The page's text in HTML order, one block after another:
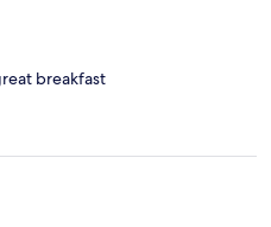
breakfast